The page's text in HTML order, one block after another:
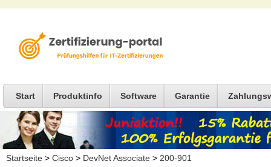
Start Produktinfo Software Garantie
Startseite > Cisco > DevNet Associate > 200-901